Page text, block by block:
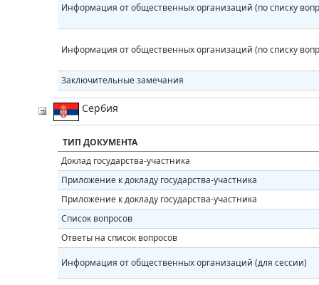
Информация от общественных организаций (по списку
Информация от общественных организаций (по списку
Заключительные замечания
Сербия
ТИП ДОКУМЕНТА
Доклад государства-участника
Приложение к докладу государства-участника
Приложение к докладу государства-участника
Список вопросов
Ответы на список вопросов
Информация от общественных организаций (для сессии)